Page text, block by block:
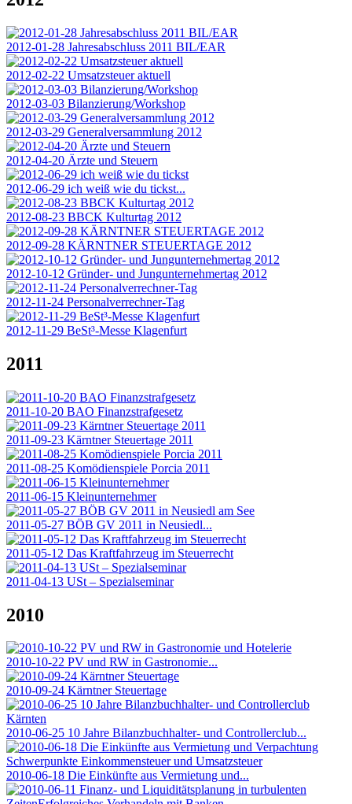
2012-01-28 Jahresabschluss 2011 BIL/EAR
2012-02-22 Umsatzsteuer aktuell
2012-03-03 Bilanzierung/Workshop
2012-03-29 Generalversammlung 2012
2012-04-20 Ärzte und Steuern
2012-06-29 ich weiß wie du tickst...
2012-08-23 BBCK Kulturtag 2012
2012-09-28 KÄRNTNER STEUERTAGE 2012
2012-10-12 Gründer- und Jungunternehmertag 2012
2012-11-24 Personalverrechner-Tag
2012-11-29 BeSt³-Messe Klagenfurt
2011
2011-10-20 BAO Finanzstrafgesetz
2011-09-23 Kärntner Steuertage 2011
2011-08-25 Komödienspiele Porcia 2011
2011-06-15 Kleinunternehmer
2011-05-27 BÖB GV 2011 in Neusiedl...
2011-05-12 Das Kraftfahrzeug im Steuerrecht
2011-04-13 USt – Spezialseminar
2010
2010-10-22 PV und RW in Gastronomie...
2010-09-24 Kärntner Steuertage
2010-06-25 10 Jahre Bilanzbuchhalter- und Controllerclub...
2010-06-18 Die Einkünfte aus Vermietung und...